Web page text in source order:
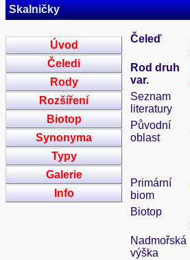
Skalničky
Úvod
Čeledi
Rody
Rozšíření
Biotop
Synonyma
Typy
Galerie
Info
Čeleď
Rod druh
var.
Seznam
literatury
Původní
oblast
Primární
biom
Biotop
Nadmořská
výška